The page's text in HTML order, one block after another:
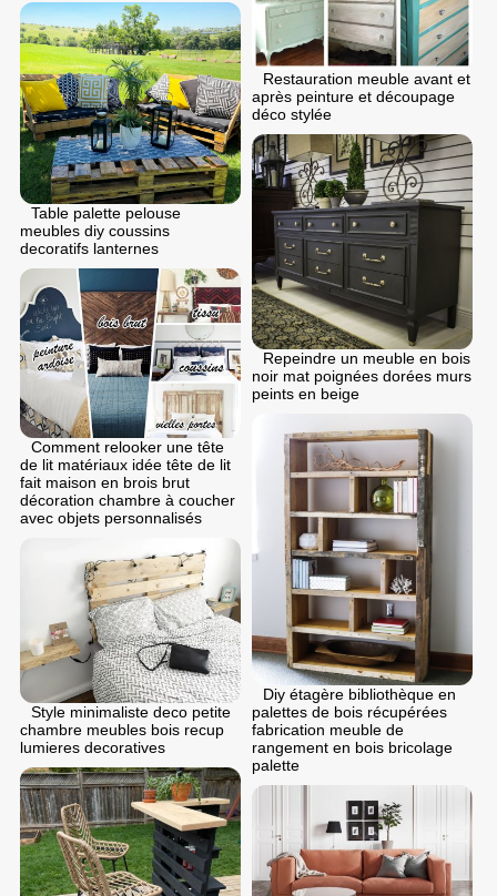
Restauration meuble avant et
après peinture et découpage
déco stylée
Table palette pelouse
meubles diy coussins
decoratifs lanternes
Repeindre un meuble en bois
noir mat poignées dorées murs
peints en beige
Comment relooker une tête
de lit matériaux idée tête de lit
fait maison en brois brut
décoration chambre à coucher
avec objets personnalisés
Diy étagère bibliothèque en
palettes de bois récupérées
fabrication meuble de
rangement en bois bricolage
palette
Style minimaliste deco petite
chambre meubles bois recup
lumieres decoratives